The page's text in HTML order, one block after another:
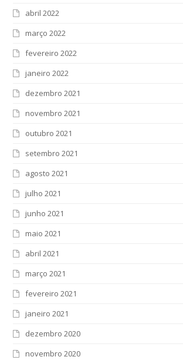
abril 2022
março 2022
fevereiro 2022
janeiro 2022
dezembro 2021
novembro 2021
outubro 2021
setembro 2021
agosto 2021
julho 2021
junho 2021
maio 2021
abril 2021
março 2021
fevereiro 2021
janeiro 2021
dezembro 2020
novembro 2020